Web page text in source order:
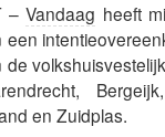
–Vandaag heeft
een
en Zuidplas.